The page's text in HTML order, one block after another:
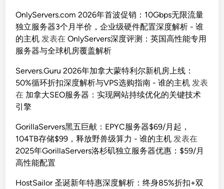
OnlyServers.com 2026年首波促销：10Gbps无限流量
独立服务器3个月半价，企业级硬件配置深度解析 - 谁
的主机 发表在OnlyServers深度评测：英国高性能专用
服务器与全球机房覆盖解析
Servers.Guru 2026年加拿大蒙特利尔新机房上线：
50%循环折扣深度解析与VPS选购指南 - 谁的主机 发表
在 加拿大SEO服务器：实现网站持续优化的关键技术
引擎
GorillaServers黑五巨献：EPYC服务器$69/月起，
104TB存储$99，释放野兽级算力 - 谁的主机 发表在
2025年GorillaServers洛杉矶独立服务器优惠：$59/月
高性能配置
HostSailor 圣诞新年特惠深度解析：终身85%折扣+双